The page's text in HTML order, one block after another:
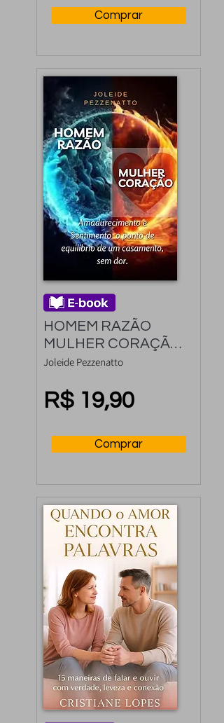
força, Não importa a
Comprar
HOMEM RAZÃO
MULHER CORAÇÃO:
Amadurecimento e
de equilíbrio do
casamento, sem dor.
Joleide Pezzenatto
R$ 19,90
Comprar